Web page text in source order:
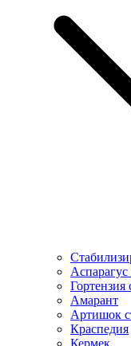
Гортензия
Амарант
Артишок
Краспедия
Кермек